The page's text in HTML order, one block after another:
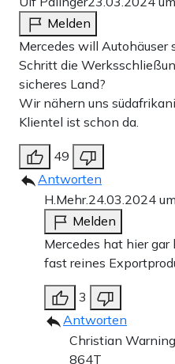
Melden
Mercedes will Autohäuser
Schritt die
sicheres Land?
Wir nähern uns
Klientel ist schon da.
49
Antworten
H.Mehr.24.03.2024
Melden
Mercedes hat hier
fast reines
3
Antworten
Christian Warning
864T